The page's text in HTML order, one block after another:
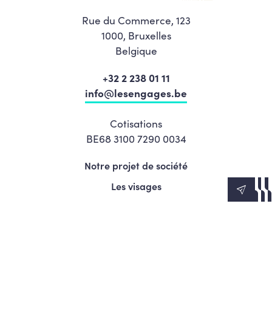
Rue du Commerce, 123
1000, Bruxelles
Belgique
+32 2 238 01 11
info@lesengages.be
Cotisations
BE68 3100 7290 0034
Notre projet de société
Les visages